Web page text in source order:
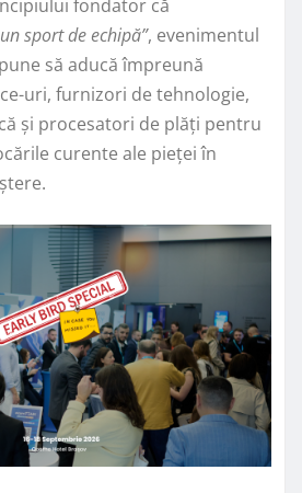
fondator că
sport de echipă”, evenimentul
să aducă împreună
uri, furnizori de tehnologie,
și procesatori de plăți pentru
curente ale pieței în